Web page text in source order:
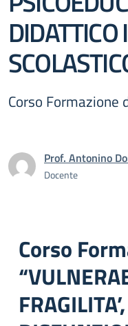
Corso Formazione
Prof. Antonino
Docente
Corso
FRAGILITA’,